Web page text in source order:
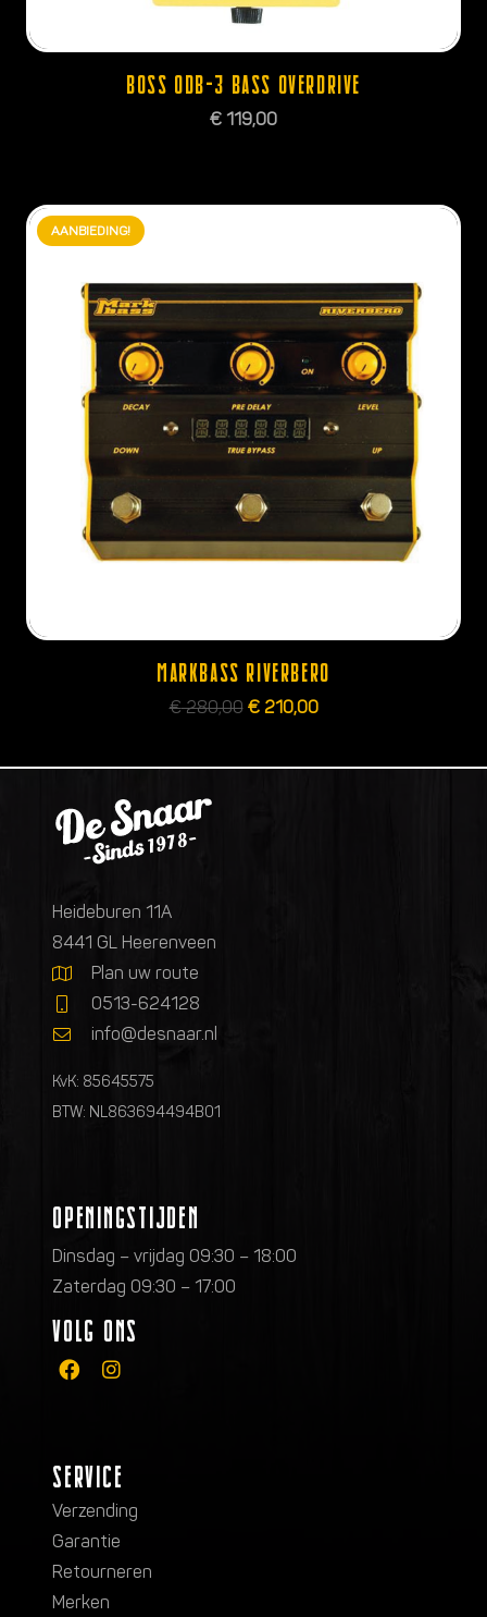
BOSS ODB-3 BASS OVERDRIVE
€ 119,00
AANBIEDING!
MARKBASS RIVERBERO
€280,00 Oorspronkelijke
was:
€210,00Huidige
is:
Heideburen 11A
8441 GL Heerenveen
Plan uw route
0513-624128
info@desnaar.nl
KvK: 85645575
BTW: NL863694494B01
OPENINGSTIJDEN
Dinsdag – vrijdag 09:30 – 18:00
Zaterdag 09:30 – 17:00
VOLG ONS
SERVICE
Verzending
Garantie
Retourneren
Merken